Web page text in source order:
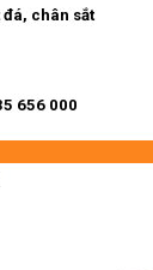
tại chân sắt
656 000